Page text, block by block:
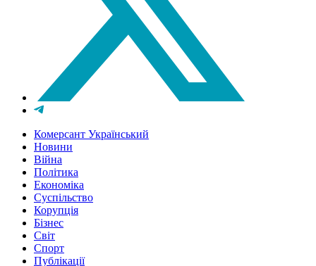
Комерсант Український
Новини
Війна
Політика
Економіка
Суспільство
Корупція
Бізнес
Світ
Спорт
Публікації